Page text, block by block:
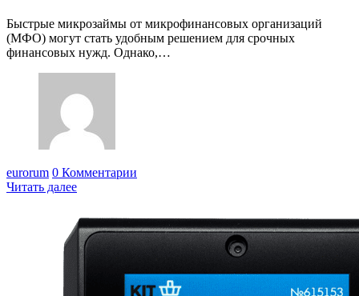
Быстрые микрозаймы от микрофинансовых организаций
(МФО) могут стать удобным решением для срочных
финансовых нужд. Однако,…
eurorum 0 Комментарии
Читать далее